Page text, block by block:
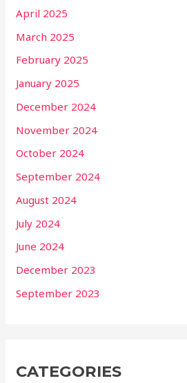
April 2025
March 2025
February 2025
January 2025
December 2024
November 2024
October 2024
September 2024
August 2024
July 2024
June 2024
December 2023
September 2023
CATEGORIES